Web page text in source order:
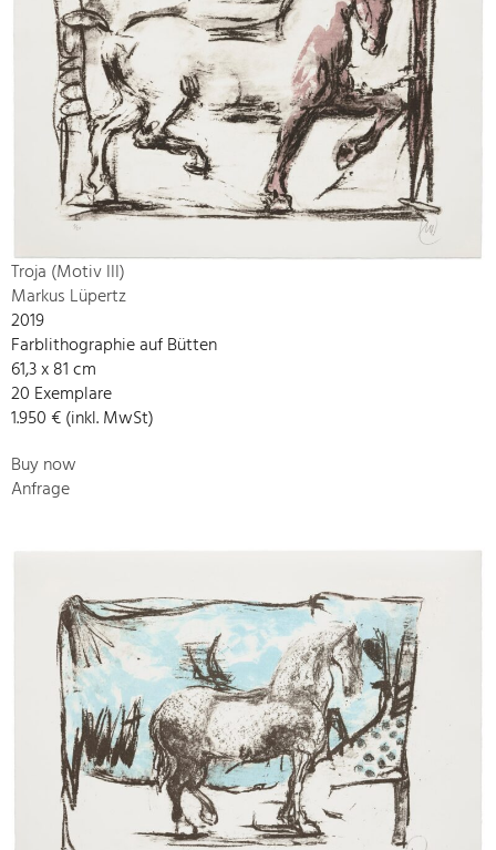
Troja (Motiv III)
Markus Lüpertz
2019
Farblithographie auf Bütten
61,3 x 81 cm
20 Exemplare
1.950 € (inkl. MwSt)
Buy now
Anfrage